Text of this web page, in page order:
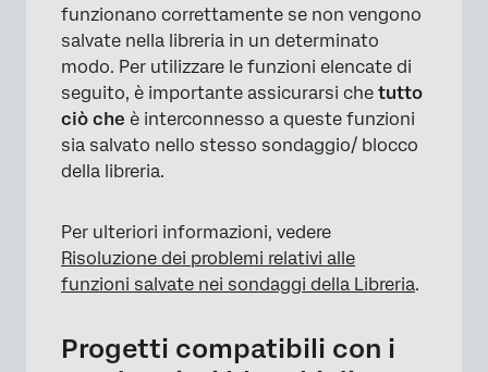
funzionano correttamente se non vengono
salvate nella libreria in un determinato
modo. Per utilizzare le funzioni elencate di
seguito, è importante assicurarsi che tutto
ciò che è interconnesso a queste funzioni
sia salvato nello stesso sondaggio/ blocco
della libreria.
Per ulteriori informazioni, vedere
Risoluzione dei problemi relativi alle
funzioni salvate nei sondaggi della Libreria.
Progetti compatibili con i